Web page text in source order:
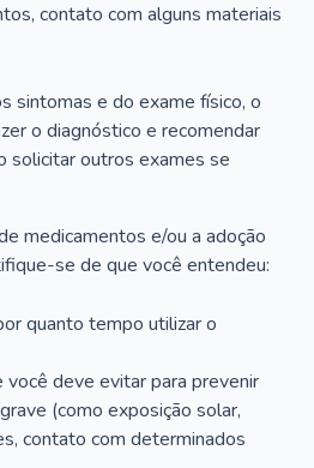
contato com alguns materiais
sintomas e do exame físico, o
o diagnóstico e recomendar
solicitar outros exames se
medicamentos e/ou a adoção
se de que você entendeu:
quanto tempo utilizar o
você deve evitar para prevenir
(como exposição solar,
contato com determinados